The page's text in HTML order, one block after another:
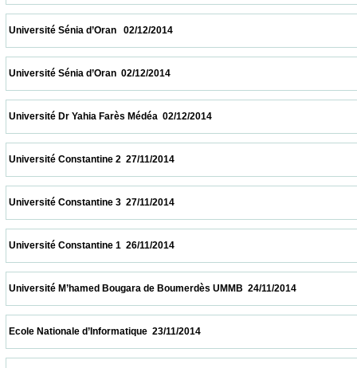
Université Sénia d’Oran   02/12/2014
Université Sénia d’Oran  02/12/2014
Université Dr Yahia Farès Médéa  02/12/2014
Université Constantine 2  27/11/2014
Université Constantine 3  27/11/2014
Université Constantine 1  26/11/2014
Université M’hamed Bougara de Boumerdès UMMB  24/11/
Ecole Nationale d’Informatique  23/11/2014